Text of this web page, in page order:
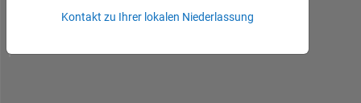
receivedKontakt zu Ihrer lokalen Niederlassung